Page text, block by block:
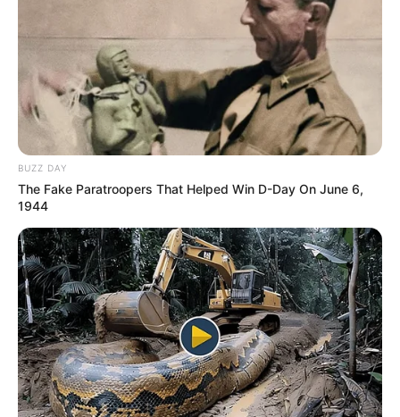
BUZZ DAY
The Fake Paratroopers That Helped Win D-Day On June 6,
1944